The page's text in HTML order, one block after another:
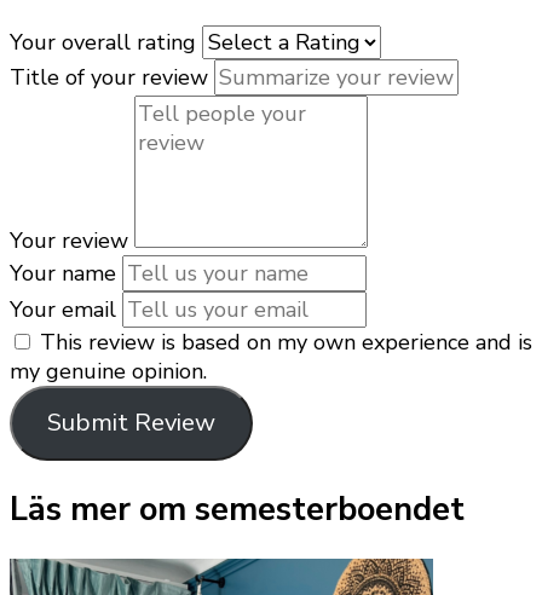
Your overall rating
Title of your review
Your review
Your name
Your email
This review is based on my own experience and is
my genuine opinion.
Submit Review
Läs mer om semesterboendet